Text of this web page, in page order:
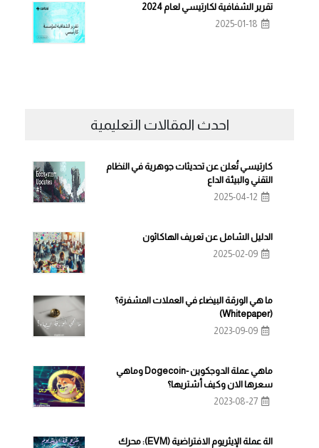
تقرير الشفافية لكارتيسي لعام 2024
2025-01-18
احدث المقالات التعليمية
كارتيسي تُعلن عن تحديثات جوهرية في النظام
التقني والبيئة الداع
2025-04-12
الدليل الشامل عن تعريف الهاكاثون
2025-02-09
ما هي الورقة البيضاء في العملات المشفرة؟
(Whitepaper)
2023-09-09
ماهي عملة الدوجكوين -Dogecoin وماهي
سعرها الان وكيف أشتريها؟
2023-08-27
الة عملة الإيثريوم الافتراضية (EVM): محرك